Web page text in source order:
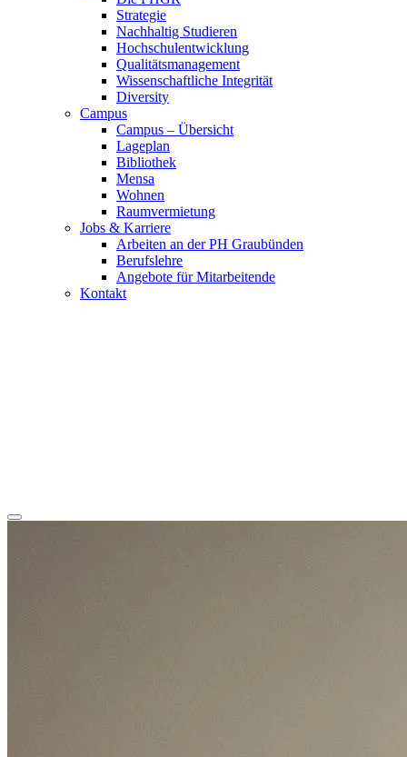
Strategie
Nachhaltig Studieren
Hochschulentwicklung
Qualitätsmanagement
Wissenschaftliche Integrität
Diversity
Campus
Campus – Übersicht
Lageplan
Bibliothek
Mensa
Wohnen
Raumvermietung
Jobs & Karriere
Arbeiten an der PH Graubünden
Berufslehre
Angebote für Mitarbeitende
Kontakt